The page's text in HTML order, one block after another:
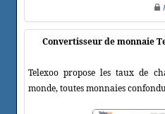
Convertisseur de monnaie
Telexoo propose les taux de
monde, toutes monnaies